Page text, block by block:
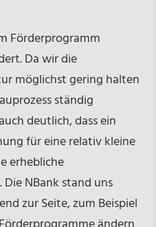
Förderprogramm
Da wir die
möglichst gering halten
ständig
deutlich, dass ein
für eine relativ kleine
erhebliche
NBank stand uns
zur Seite, zum Beispiel